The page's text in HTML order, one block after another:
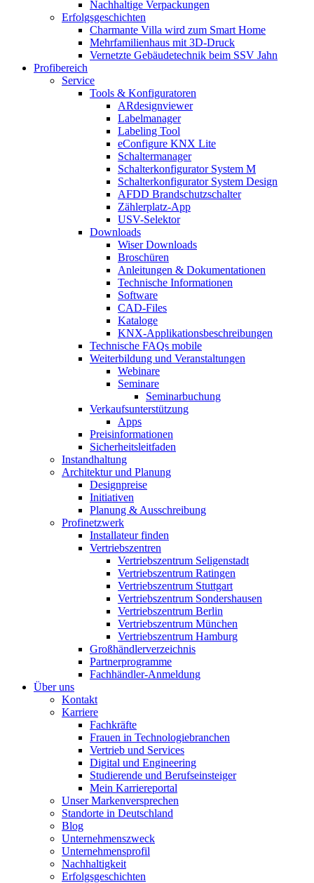
Nachhaltige Verpackungen
Erfolgsgeschichten
Charmante Villa wird zum Smart Home
Mehrfamilienhaus mit 3D-Druck
Vernetzte Gebäudetechnik beim SSV Jahn
Profibereich
Service
Tools & Konfiguratoren
ARdesignviewer
Labelmanager
Labeling Tool
eConfigure KNX Lite
Schaltermanager
Schalterkonfigurator System M
Schalterkonfigurator System Design
AFDD Brandschutzschalter
Zählerplatz-App
USV-Selektor
Downloads
Wiser Downloads
Broschüren
Anleitungen & Dokumentationen
Technische Informationen
Software
CAD-Files
Kataloge
KNX-Applikationsbeschreibungen
Technische FAQs mobile
Weiterbildung und Veranstaltungen
Webinare
Seminare
Seminarbuchung
Verkaufsunterstützung
Apps
Preisinformationen
Sicherheitsleitfaden
Instandhaltung
Architektur und Planung
Designpreise
Initiativen
Planung & Ausschreibung
Profinetzwerk
Installateur finden
Vertriebszentren
Vertriebszentrum Seligenstadt
Vertriebszentrum Ratingen
Vertriebszentrum Stuttgart
Vertriebszentrum Sondershausen
Vertriebszentrum Berlin
Vertriebszentrum München
Vertriebszentrum Hamburg
Großhändlerverzeichnis
Partnerprogramme
Fachhändler-Anmeldung
Über uns
Kontakt
Karriere
Fachkräfte
Frauen in Technologiebranchen
Vertrieb und Services
Digital und Engineering
Studierende und Berufseinsteiger
Mein Karriereportal
Unser Markenversprechen
Standorte in Deutschland
Blog
Unternehmenszweck
Unternehmensprofil
Nachhaltigkeit
Erfolgsgeschichten